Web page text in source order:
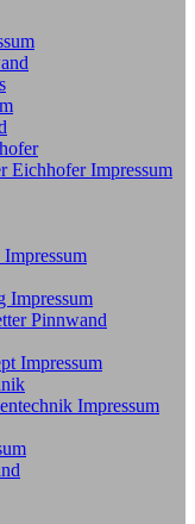
Eichhofer Impressum
Impressum
Pinnwand
Impressum
Impressum